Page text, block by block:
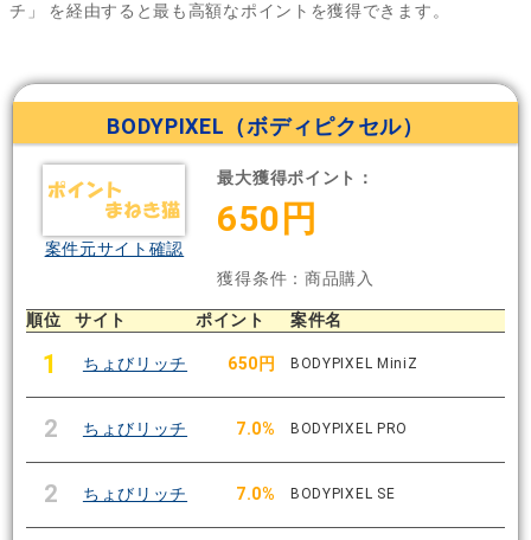
チ」
を経由すると最も高額なポイントを獲得できます。
BODYPIXEL（ボディピクセル）
案件元サイト確認
最大獲得ポイント：
650円
獲得条件：商品購入
順位 サイト ポイント 案件名
1 ちょびリッチ 650円 BODYPIXEL MiniZ
2 ちょびリッチ 7.0% BODYPIXEL PRO
2 ちょびリッチ 7.0% BODYPIXEL SE